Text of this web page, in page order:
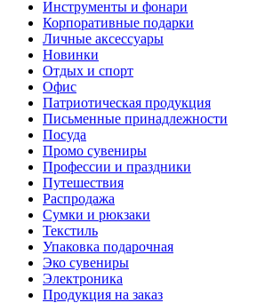
Инструменты и фонари
Корпоративные подарки
Личные аксессуары
Новинки
Отдых и спорт
Офис
Патриотическая продукция
Письменные принадлежности
Посуда
Промо сувениры
Профессии и праздники
Путешествия
Распродажа
Сумки и рюкзаки
Текстиль
Упаковка подарочная
Эко сувениры
Электроника
Продукция на заказ